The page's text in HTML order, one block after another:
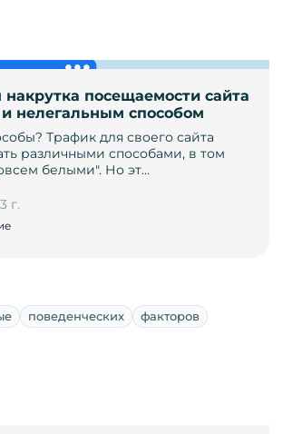
накрутка посещаемости сайта
нелегальным способом
Трафик для своего сайта
различными способами, в том
белыми". Но эт…
г.
поведенческих факторов